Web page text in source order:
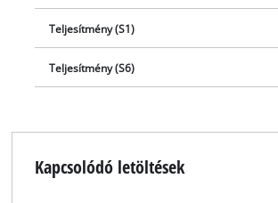
Teljesítmény (S1)
Teljesítmény (S6)
Kapcsolódó letöltések